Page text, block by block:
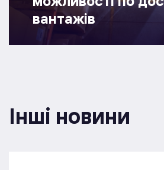
вантажів
Інші новини